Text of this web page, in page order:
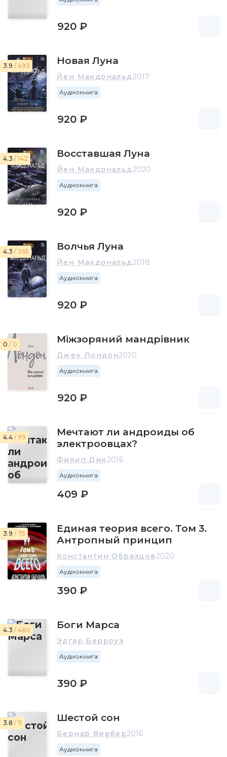
920 ₽
3.9 / 493 Новая Луна
Йен Макдональд2017
Аудиокнига
920 ₽
4.3 / 142 Восставшая Луна
Йен Макдональд2020
Аудиокнига
920 ₽
4.3 / 265 Волчья Луна
Йен Макдональд2018
Аудиокнига
920 ₽
0 / 0 Міжзоряний мандрівник
Джек Лондон2020
Аудиокнига
920 ₽
4.4 / 99
Мечтают ли андроиды об
электроовцах?
Филип Дик2016
Аудиокнига
409 ₽
3.9 / 75
Единая теория всего. Том 3.
Антропный принцип
Константин Образцов2020
Аудиокнига
390 ₽
4.3 / 480 Боги Марса
Эдгар Берроуз
Аудиокнига
390 ₽
3.8 / 11 Шестой сон
Бернар Вербер2016
Аудиокнига